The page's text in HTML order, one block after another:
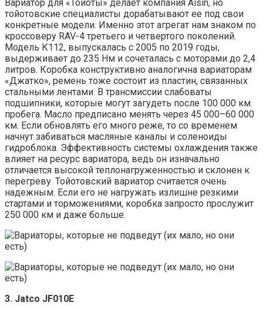
Вариатор для «Тойоты» делает компания Aisin, но
тойотовские специалисты дорабатывают ее под свои
конкретные модели. Именно этот агрегат нам знаком по
кроссоверу RAV-4 третьего и четвертого поколений.
Модель К112, выпускалась с 2005 по 2019 годы,
выдерживает до 235 Нм и сочеталась с моторами до 2,4
литров. Коробка конструктивно аналогична вариаторам
«Джатко», ремень тоже состоит из пластин, связанных
стальными лентами. В трансмиссии слабоваты
подшипники, которые могут загудеть после 100 000 км
пробега. Масло предписано менять через 45 000–60 000
км. Если обновлять его много реже, то со временем
начнут забиваться масляные каналы и соленоиды
гидроблока. Эффективность системы охлаждения также
влияет на ресурс вариатора, ведь он изначально
отличается высокой теплонагруженностью и склонен к
перегреву. Тойотовский вариатор считается очень
надежным. Если его не нагружать излишне резкими
стартами и торможениями, коробка запросто прослужит
250 000 км и даже больше.
3. Jatco JF010E